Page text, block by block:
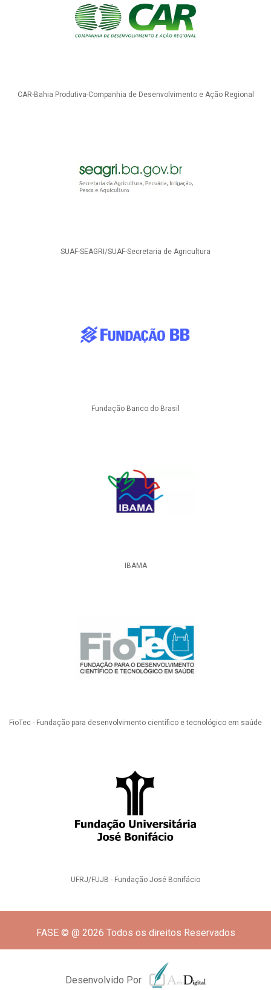
CAR-Bahia Produtiva-Companhia de Desenvolvimento e Ação Regional
SUAF-SEAGRI/SUAF-Secretaria de Agricultura
Fundação Banco do Brasil
IBAMA
FioTec - Fundação para desenvolvimento científico e tecnológico em saúde
UFRJ/FUJB - Fundação José Bonifácio
FASE © @ 2026 Todos os direitos Reservados
Desenvolvido Por